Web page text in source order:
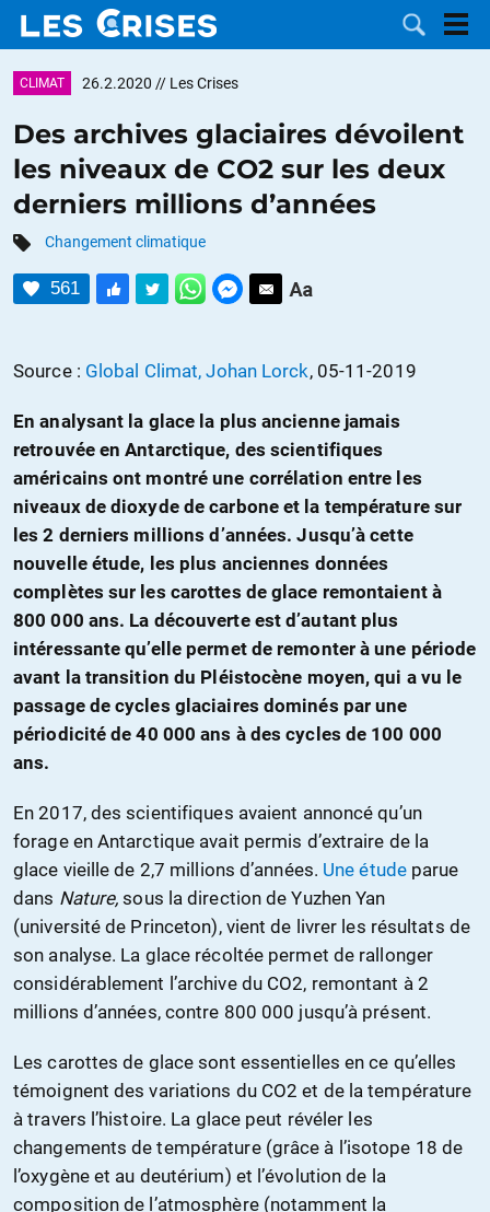
DOSSIERS
CATÉGORIES
MOTS CLÉS
DON
CLIMAT 26.2.2020 // Les Crises
Des archives glaciaires dévoilent
les niveaux de CO2 sur les deux
derniers millions d’années
Changement climatique
561
Source : Global Climat, Johan Lorck, 05-11-2019
En analysant la glace la plus ancienne jamais
retrouvée en Antarctique, des scientifiques
américains ont montré une corrélation entre les
niveaux de dioxyde de carbone et la température sur
les 2 derniers millions d’années. Jusqu’à cette
nouvelle étude, les plus anciennes données
complètes sur les carottes de glace remontaient à
800 000 ans. La découverte est d’autant plus
intéressante qu’elle permet de remonter à une période
avant la transition du Pléistocène moyen, qui a vu le
passage de cycles glaciaires dominés par une
périodicité de 40 000 ans à des cycles de 100 000
ans.
En 2017, des scientifiques avaient annoncé qu’un
forage en Antarctique avait permis d’extraire de la
glace vieille de 2,7 millions d’années. Une étudeparue
dans Nature,sous la direction de Yuzhen Yan
(université de Princeton), vient de livrer les résultats de
son analyse. La glace récoltée permet de rallonger
considérablement l’archive du CO2, remontant à 2
millions d’années, contre 800 000 jusqu’à présent.
Les carottes de glace sont essentielles en ce qu’elles
témoignent des variations du CO2 et de la température
à travers l’histoire. La glace peut révéler les
changements de température (grâce à l’isotope 18 de
l’oxygène et au deutérium) et l’évolution de la
composition de l’atmosphère (notamment la